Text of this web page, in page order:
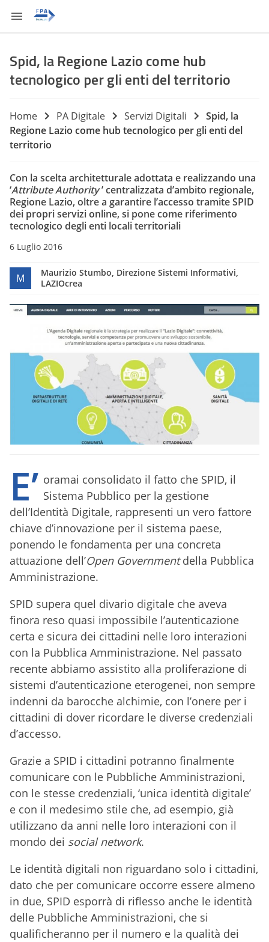
Spid, la Regione Lazio come hub
tecnologico per gli enti del territorio
Home PA Digitale Servizi Digitali
Spid, la
Regione Lazio come hub tecnologico per gli enti del
territorio
Con la scelta architetturale adottata e realizzando una
‘Attribute Authority’ centralizzata d’ambito regionale,
Regione Lazio, oltre a garantire l’accesso tramite SPID
dei propri servizi online, si pone come riferimento
tecnologico degli enti locali territoriali
6 Luglio 2016
M
Maurizio Stumbo, Direzione Sistemi Informativi,
LAZIOcrea
E’ oramai consolidato il fatto che SPID, il
Sistema Pubblico per la gestione
dell’Identità Digitale, rappresenti un vero fattore
chiave d’innovazione per il sistema paese,
ponendo le fondamenta per una concreta
attuazione dell’Open Governmentdella Pubblica
Amministrazione.
SPID supera quel divario digitale che aveva
finora reso quasi impossibile l’autenticazione
certa e sicura dei cittadini nelle loro interazioni
con la Pubblica Amministrazione. Nel passato
recente abbiamo assistito alla proliferazione di
sistemi d’autenticazione eterogenei, non sempre
indenni da barocche alchimie, con l’onere per i
cittadini di dover ricordare le diverse credenziali
d’accesso.
Grazie a SPID i cittadini potranno finalmente
comunicare con le Pubbliche Amministrazioni,
con le stesse credenziali, ‘unica identità digitale’
e con il medesimo stile che, ad esempio, già
utilizzano da anni nelle loro interazioni con il
mondo dei social network.
Le identità digitali non riguardano solo i cittadini,
dato che per comunicare occorre essere almeno
in due, SPID esporrà di riflesso anche le identità
delle Pubbliche Amministrazioni, che si
qualificheranno per il numero e la qualità dei